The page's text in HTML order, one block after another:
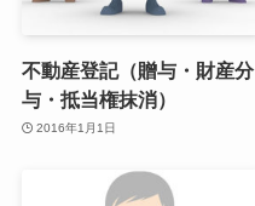
不動産登記（贈与・財産分
与・抵当権抹消）
2016年1月1日